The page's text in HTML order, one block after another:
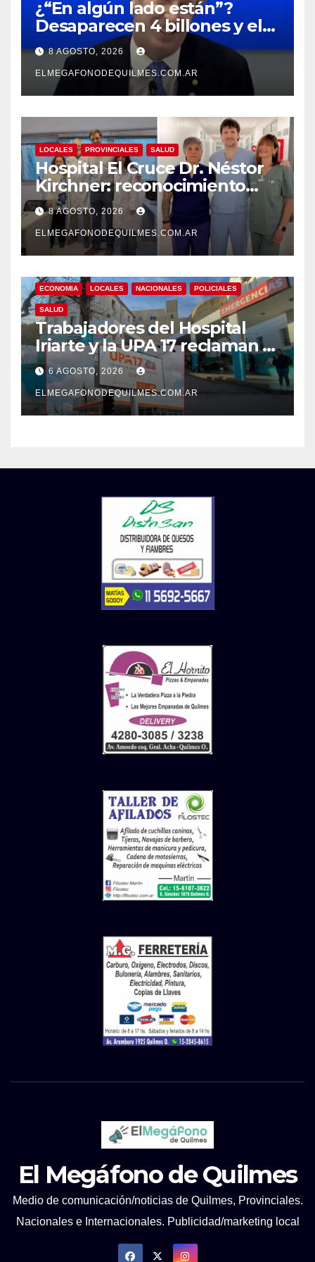
¿“En algún lado están”?
Desaparecen 4 billones y el
presidente del BCRA
responde con una risita
8 AGOSTO, 2026
ELMEGAFONODEQUILMES.COM.AR
LOCALES PROVINCIALES SALUD
Hospital El Cruce Dr. Néstor
Kirchner: reconocimiento
internacional a la calidad de
su atención
8 AGOSTO, 2026
ELMEGAFONODEQUILMES.COM.AR
ECONOMIA LOCALES NACIONALES POLICIALES
SALUD
Trabajadores del Hospital
Iriarte y la UPA 17 reclaman el
pase a planta de becarios y
mejoras laborales
6 AGOSTO, 2026
ELMEGAFONODEQUILMES.COM.AR
El Megáfono de Quilmes
Medio de comunicación/noticias de Quilmes, Provinciales.
Nacionales e Internacionales. Publicidad/marketing local